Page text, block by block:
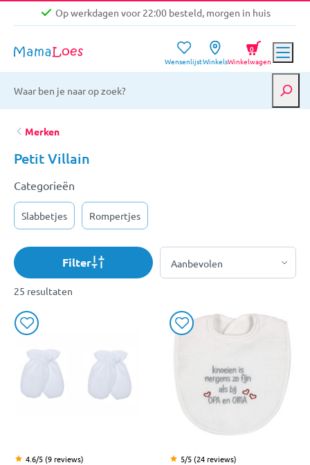
Op werkdagen voor 22:00 besteld, morgen in huis
Gratis verzending vanaf €39,-
Op werkdagen voor 22:00 besteld, morgen in huis
WensenlijstWinkelsWinkelwagen
0
Merken
Petit Villain
Categorieën
Slabbetjes Rompertjes
Filter
25 resultaten
4.6/5 (9 reviews) 5/5 (24 reviews)